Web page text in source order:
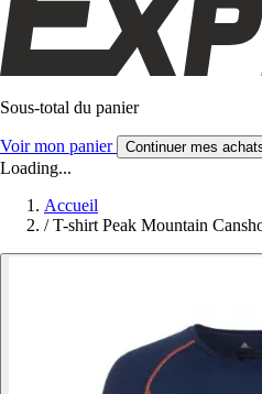
Sous-total du panier
Voir mon panier Continuer mes
Loading...
Accueil
/ T-shirt Peak Mountain